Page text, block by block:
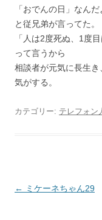
「おでんの日」なんだ
と従兄弟が言ってた。
「人は2度死ぬ、1度
って言うから
相談者が元気に長生
気がする。
カテゴリー: テレフォン
投
← ミケーネちゃん29